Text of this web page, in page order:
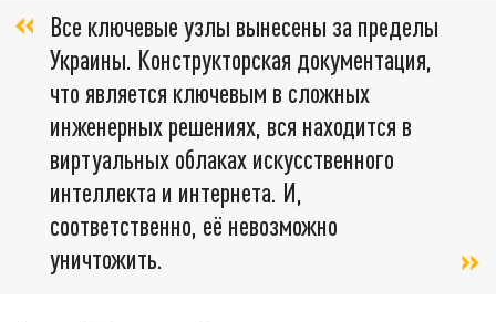
Все ключевые узлы вынесены за пределы
Украины. Конструкторская документация,
что является ключевым в сложных
инженерных решениях, вся находится в
виртуальных облаках искусственного
интеллекта и интернета. И,
соответственно, её невозможно
уничтожить.